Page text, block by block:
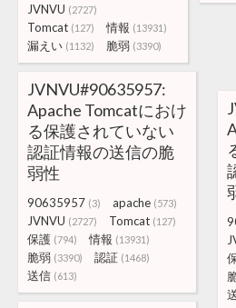
JVNVU (2727)
Tomcat (127) 情報 (13931)
漏えい (1132) 脆弱 (3390)
JVNVU#90635957:
Apache Tomcatにおけ
る保護されていない
認証情報の送信の脆
弱性
90635957 (3) apache (573)
JVNVU (2727) Tomcat (127)
保護 (794) 情報 (13931)
脆弱 (3390) 認証 (1468)
送信 (613)